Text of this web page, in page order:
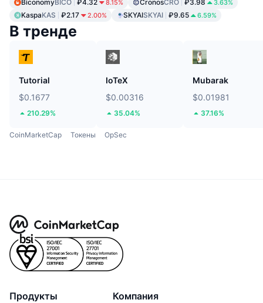
BiconomyBICO ₽4.32 8.15% CronosCRO ₽3.98 3.63%
KaspaKAS ₽2.17 2.00% SKYAISKYAI ₽9.65 6.59%
В тренде
Tutorial
$0.1677
210.29%
IoTeX
$0.00316
35.04%
Mubarak
$0.01981
37.16%
CoinMarketCap Токены OpSec
Продукты Компания